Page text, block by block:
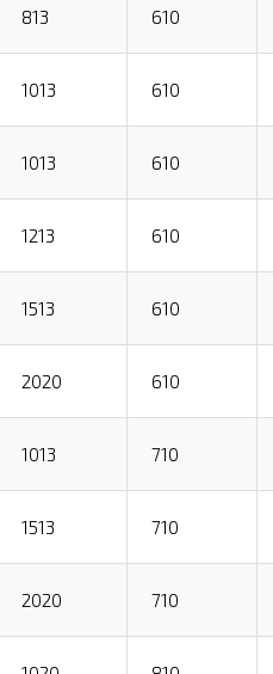
813 610
1013 610
1013 610
1213 610
1513 610
2020 610
1013 710
1513 710
2020 710